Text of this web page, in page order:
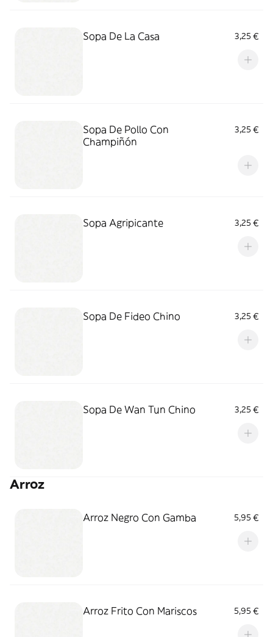
Sopa De La Casa 3,25 €
Sopa De Pollo Con
Champiñón
3,25 €
Sopa Agripicante 3,25 €
Sopa De Fideo Chino 3,25 €
Sopa De Wan Tun Chino 3,25 €
Arroz
Arroz Negro Con Gamba 5,95 €
Arroz Frito Con Mariscos 5,95 €